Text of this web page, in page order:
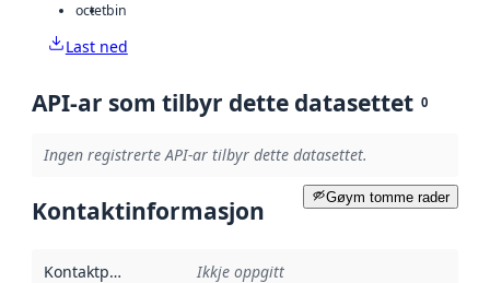
octetbin
Last ned
API-ar som tilbyr dette datasettet 0
Ingen registrerte API-ar tilbyr dette datasettet.
Gøym tomme rader
Kontaktinformasjon
Kontaktpunkt Ikkje oppgitt